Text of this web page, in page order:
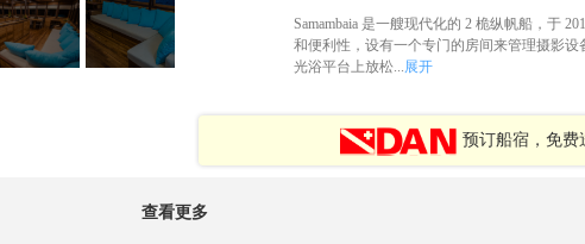
Samambaia 是一艘现代化的 2 桅纵帆船，于
和便利性，设有一个专门的房间来管理摄影
光浴平台上放松...展开
预订船宿，免费
查看更多